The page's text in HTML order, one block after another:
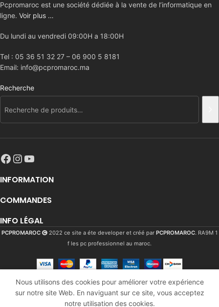
Pcpromaroc est une société dédiée à la vente de l’informatique en
ligne. Voir plus …
Du lundi au vendredi 09:00H a 18:00H
Tel : 05 36 51 32 27 – 06 900 5 8181
Email: info@pcpromaroc.ma
Recherche
INFORMATION
COMMANDES
INFO LÉGAL
PCPROMAROC 2022 ce site a éte developer et créé par PCPROMAROC. RA9M 1
f les pc professionnel au maroc.
Nous utilisons des cookies pour améliorer votre expérience
sur notre site Web. En naviguant sur ce site, vous acceptez
notre utilisation des cookies.
Mars
Gaming1981Dhs
En
stock